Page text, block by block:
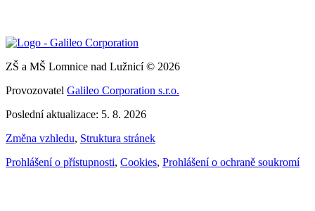
ZŠ a MŠ Lomnice nad Lužnicí © 2026
Provozovatel Galileo Corporation s.r.o.
Poslední aktualizace: 5. 8. 2026
Změna vzhledu, Struktura stránek
Prohlášení o přístupnosti, Cookies, Prohlášení o ochraně soukromí